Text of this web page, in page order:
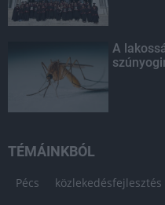
A
TÉMÁINKBÓL
Pécs közlekedésfejlesztés